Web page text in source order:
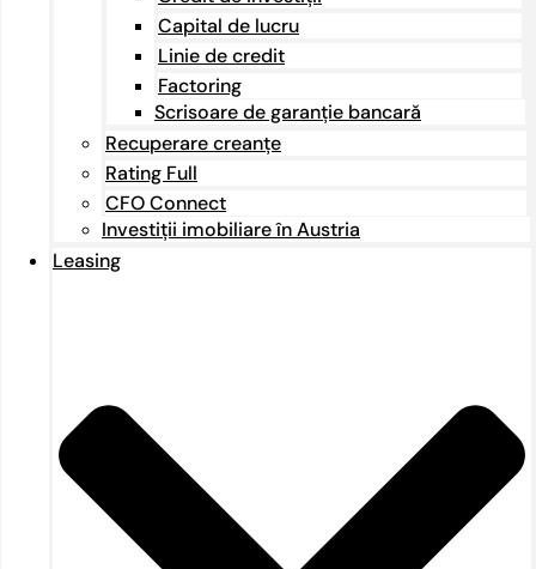
Capital de lucru
Linie de credit
Factoring
Scrisoare de garanție bancară
Recuperare creanțe
Rating Full
CFO Connect
Investiții imobiliare în Austria
Leasing